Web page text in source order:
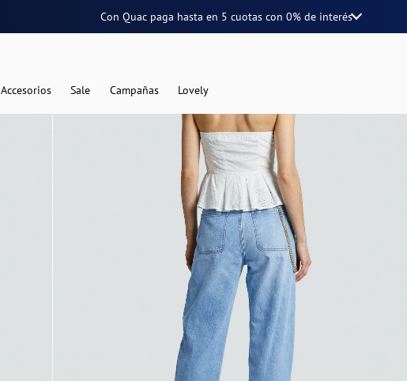
Con Quac paga hasta en 5 cuotascon 0% de interés
Accesorios Sale Campañas Lovely